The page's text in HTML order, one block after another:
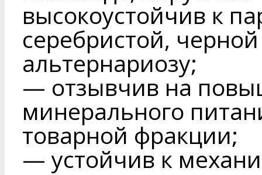
высокоустойчив к
серебристой,
альтернариозу;
— отзывчив на
минерального
товарной фракции;
— устойчив к